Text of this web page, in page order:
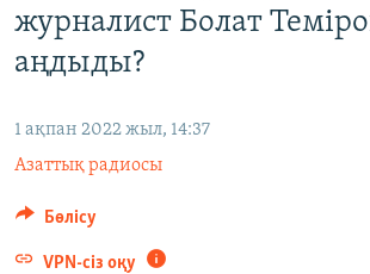
журналист Болат
аңдыды?
1 ақпан 2022 жыл, 14:37
Азаттық радиосы
Бөлісу
VPN-сіз оқу